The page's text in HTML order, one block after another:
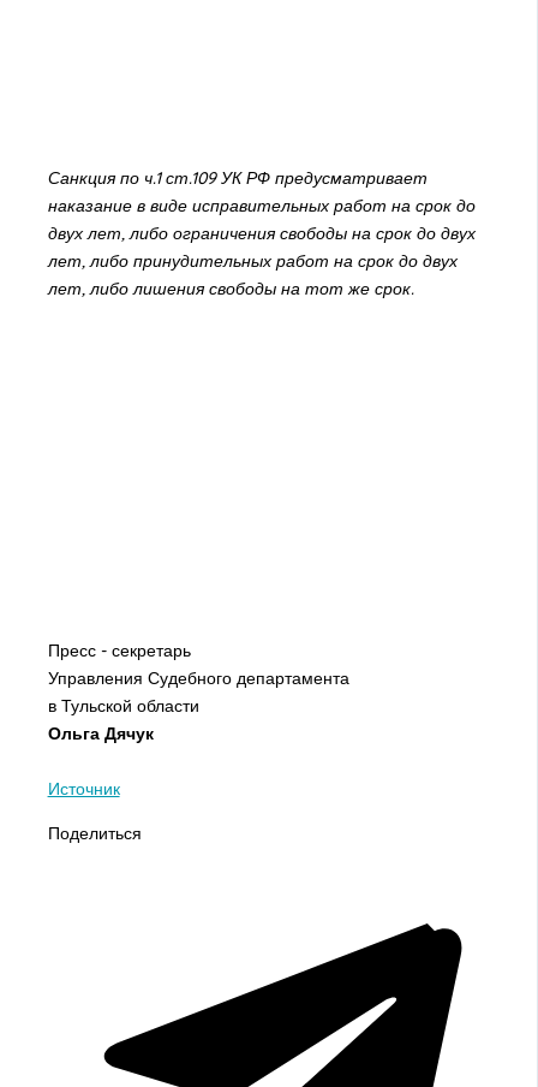
Санкция по ч.1 ст.109 УК РФ предусматривает
наказание в виде исправительных работ на срок до
двух лет, либо ограничения свободы на срок до двух
лет, либо принудительных работ на срок до двух
лет, либо лишения свободы на тот же срок.
Пресс - секретарь
Управления Судебного департамента
в Тульской области
Ольга Дячук
Источник
Поделиться